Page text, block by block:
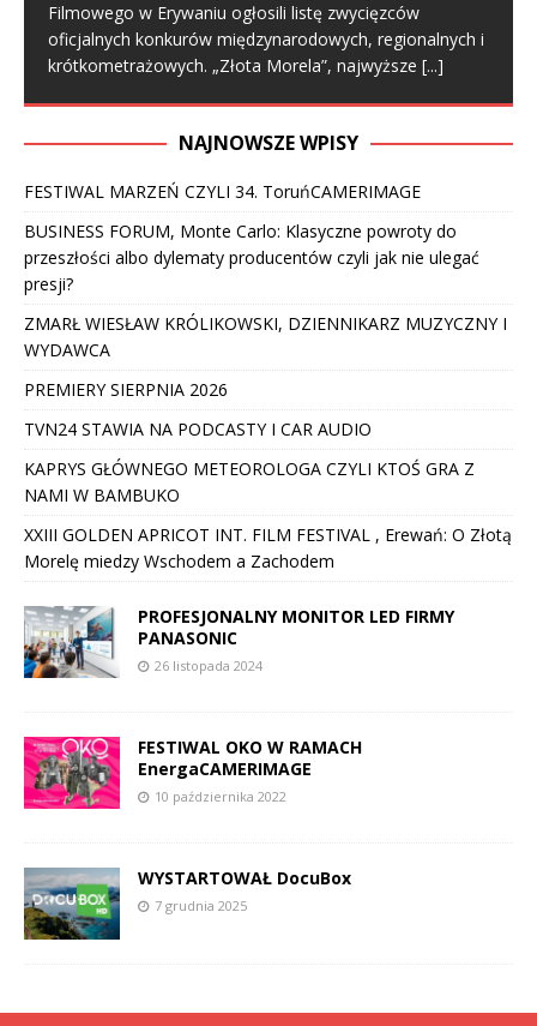
Filmowego w Erywaniu ogłosili listę zwycięzców
oficjalnych konkurów międzynarodowych, regionalnych i
krótkometrażowych. „Złota Morela”, najwyższe [...]
NAJNOWSZE WPISY
FESTIWAL MARZEŃ CZYLI 34. ToruńCAMERIMAGE
BUSINESS FORUM, Monte Carlo: Klasyczne powroty do
przeszłości albo dylematy producentów czyli jak nie ulegać
presji?
ZMARŁ WIESŁAW KRÓLIKOWSKI, DZIENNIKARZ MUZYCZNY I
WYDAWCA
PREMIERY SIERPNIA 2026
TVN24 STAWIA NA PODCASTY I CAR AUDIO
KAPRYS GŁÓWNEGO METEOROLOGA CZYLI KTOŚ GRA Z
NAMI W BAMBUKO
XXIII GOLDEN APRICOT INT. FILM FESTIVAL , Erewań: O Złotą
Morelę miedzy Wschodem a Zachodem
PROFESJONALNY MONITOR LED FIRMY
PANASONIC
26 listopada 2024
FESTIWAL OKO W RAMACH
EnergaCAMERIMAGE
10 października 2022
WYSTARTOWAŁ DocuBox
7 grudnia 2025